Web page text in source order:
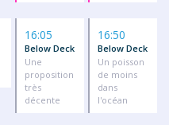
16:05
Below Deck
Une
proposition
très
décente
16:50
Below Deck
Un poisson
de moins
dans
l'océan